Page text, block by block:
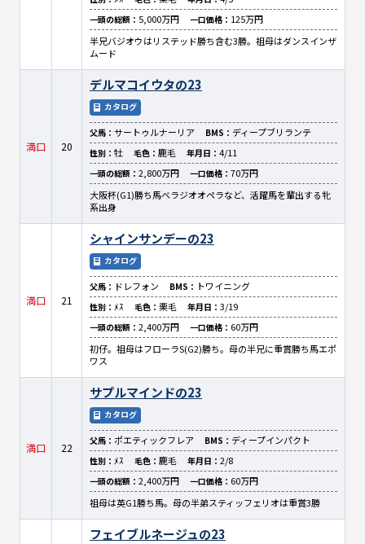
一頭の総額： 5,000万円 一口価格： 125万円
半兄バジオウはリステッド勝ち含む3勝。祖母はダンスインザ
ムード
満口 20
デルマコイウタの23
カタログ
父馬： サートゥルナーリア BMS： ディープブリランテ
性別： 牡 毛色： 鹿毛 年月日： 4/11
一頭の総額： 2,800万円 一口価格： 70万円
大阪杯(G1)勝ち馬ベラジオオペラなど、活躍馬を輩出する牝
系出身
満口 21
シャインサンデーの23
カタログ
父馬： ドレフォン BMS： トワイニング
性別： ﾒｽ 毛色： 栗毛 年月日： 3/19
一頭の総額： 2,400万円 一口価格： 60万円
初仔。祖母はフローラS(G2)勝ち。母の半兄に重賞勝ち馬エポ
ワス
満口 22
サプルマインドの23
カタログ
父馬： ポエティックフレア BMS： ディープインパクト
性別： ﾒｽ 毛色： 鹿毛 年月日： 2/8
一頭の総額： 2,400万円 一口価格： 60万円
祖母は英G1勝ち馬。母の半弟スティッフェリオは重賞3勝
フェイブルネージュの23